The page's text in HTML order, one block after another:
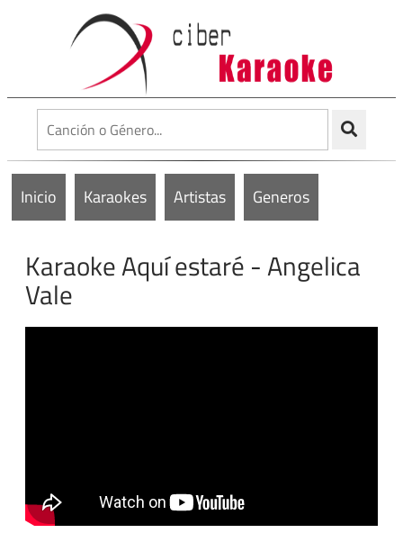
Inicio Karaokes Artistas Generos
Karaoke Aquí estaré - Angelica
Vale